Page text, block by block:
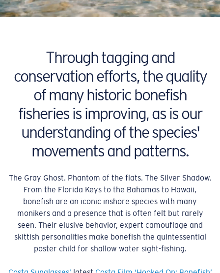
Through tagging and
conservation efforts, the quality
of many historic bonefish
fisheries is improving, as is our
understanding of the species'
movements and patterns.
The Gray Ghost. Phantom of the flats. The Silver Shadow.
From the Florida Keys to the Bahamas to Hawaii,
bonefish are an iconic inshore species with many
monikers and a presence that is often felt but rarely
seen. Their elusive behavior, expert camouflage and
skittish personalities make bonefish the quintessential
poster child for shallow water sight-fishing.